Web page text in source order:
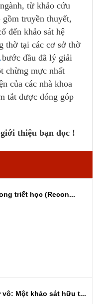
từ khảo cứu
truyền thuyết,
đến khảo sát hệ
thờ tại các cơ sở thờ
.bước đầu đã lý giải
chừng mực nhất
của các nhà khoa
tắt được đóng góp
thiệu bạn đọc !
triết học (Recon...
vô: Một khảo sát hữu t...